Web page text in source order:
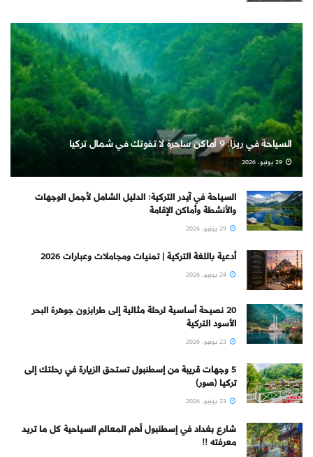
السياحة في ريزا: 9 أماكن ساحرة لا تفوتك في شمال تركيا
السياحة في آيدر التركية: الدليل الشامل لأجمل الوجهات
والأنشطة وأماكن الإقامة
أدعية باللغة التركية | تمنيات ومجاملات وعبارات 2026
20 نصيحة أساسية لرحلة مثالية إلى طرابزون جوهرة البحر
الأسود التركية
5 وجهات قريبة من إسطنبول تستحق الزيارة في رحلتك إلى
تركيا (صور)
شارع بغداد في إسطنبول أهم المعالم السياحية كل ما تريد
معرفته !!